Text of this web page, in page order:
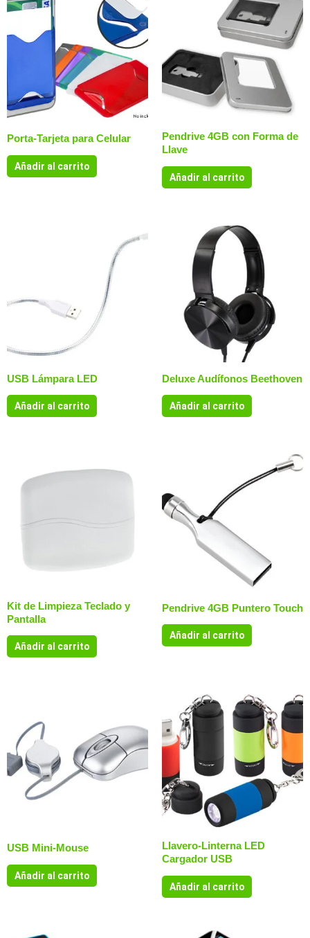
Porta-Tarjeta para Celular
Añadir al carrito
Pendrive 4GB con Forma de
Llave
Añadir al carrito
USB Lámpara LED
Añadir al carrito
Deluxe Audífonos Beethoven
Añadir al carrito
Kit de Limpieza Teclado y
Pantalla
Añadir al carrito
Pendrive 4GB Puntero Touch
Añadir al carrito
USB Mini-Mouse
Añadir al carrito
Llavero-Linterna LED
Cargador USB
Añadir al carrito